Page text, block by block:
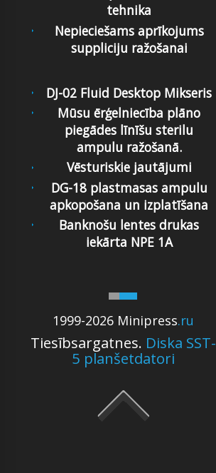
tehnika
Nepieciešams aprīkojums
suppliciju ražošanai
1999-2026 Minipress.ru
Tiesībsargatnes. Diska SST-
5 planšetdatori
DJ-02 Fluid Desktop Mikseris
Mūsu ērģelniecība plāno
piegādes līnīšu sterilu
ampulu ražošanā.
Vēsturiskie jautājumi
DG-18 plastmasas ampulu
apkopošana un izplatīšana
Banknošu lentes drukas
iekārta NPE 1A